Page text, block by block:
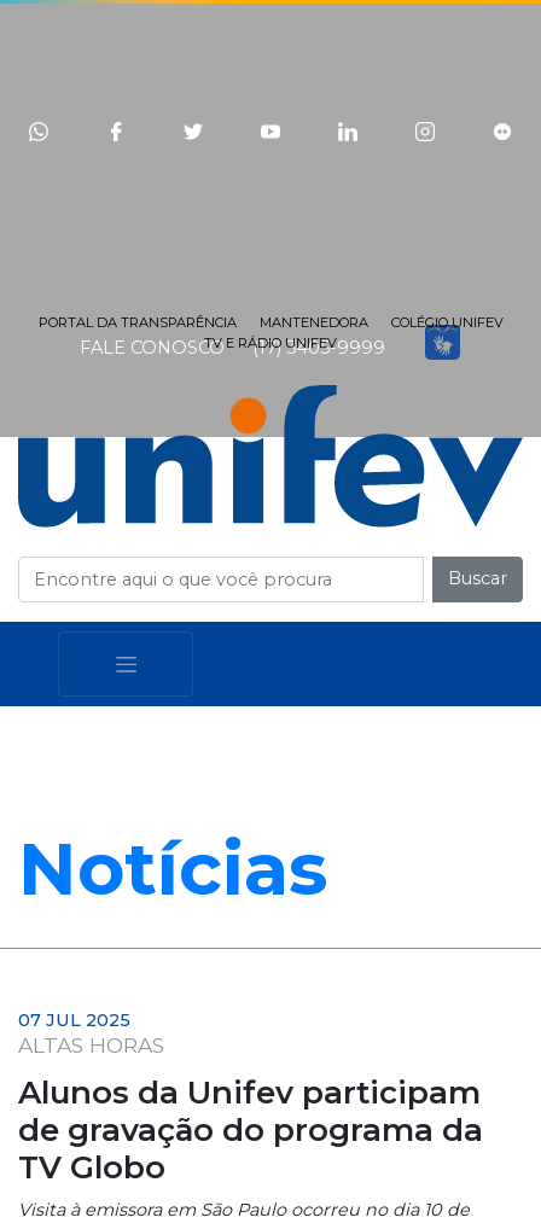
FALE CONOSCO (17) 3405-9999
PORTAL DA TRANSPARÊNCIA MANTENEDORA
COLÉGIO UNIFEV
TV E RÁDIO UNIFEV
Buscar
Notícias
07 JUL 2025
ALTAS HORAS
Alunos da Unifev participam
de gravação do programa da
TV Globo
Visita à emissora em São Paulo ocorreu no dia 10 de